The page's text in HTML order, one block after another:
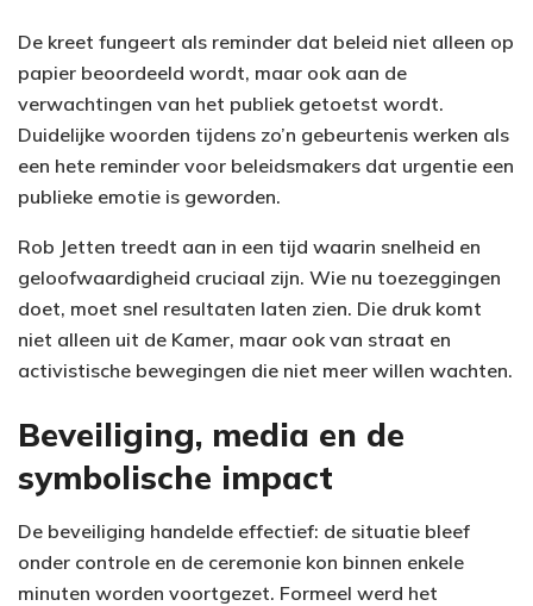
De kreet fungeert als reminder dat beleid niet alleen op
papier beoordeeld wordt, maar ook aan de
verwachtingen van het publiek getoetst wordt.
Duidelijke woorden tijdens zo’n gebeurtenis werken als
een hete reminder voor beleidsmakers dat urgentie een
publieke emotie is geworden.
Rob Jetten treedt aan in een tijd waarin snelheid en
geloofwaardigheid cruciaal zijn. Wie nu toezeggingen
doet, moet snel resultaten laten zien. Die druk komt
niet alleen uit de Kamer, maar ook van straat en
activistische bewegingen die niet meer willen wachten.
Beveiliging, media en de
symbolische impact
De beveiliging handelde effectief: de situatie bleef
onder controle en de ceremonie kon binnen enkele
minuten worden voortgezet. Formeel werd het